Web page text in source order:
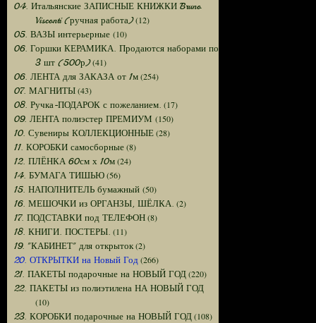
04. Итальянские ЗАПИСНЫЕ КНИЖКИ Bruno
Visconti (ручная работа)(12)
05. ВАЗЫ интерьерные (10)
06. Горшки КЕРАМИКА. Продаются наборами по
3 шт (500р)(41)
06. ЛЕНТА для ЗАКАЗА от 1м(254)
07. МАГНИТЫ(43)
08. Ручка-ПОДАРОК с пожеланием. (17)
09. ЛЕНТА полиэстер ПРЕМИУМ (150)
10. Сувениры КОЛЛЕКЦИОННЫЕ(28)
11. КОРОБКИ самосборные(8)
12. ПЛЁНКА 60см х 10м(24)
14. БУМАГА ТИШЬЮ(56)
15. НАПОЛНИТЕЛЬ бумажный (50)
16. МЕШОЧКИ из ОРГАНЗЫ, ШЁЛКА. (2)
17. ПОДСТАВКИ под ТЕЛЕФОН(8)
18. КНИГИ. ПОСТЕРЫ. (11)
19. "КАБИНЕТ" для открыток(2)
20. ОТКРЫТКИ на Новый Год (266)
21. ПАКЕТЫ подарочные на НОВЫЙ ГОД(220)
22. ПАКЕТЫ из полиэтилена НА НОВЫЙ ГОД
(10)
23. КОРОБКИ подарочные на НОВЫЙ ГОД(108)